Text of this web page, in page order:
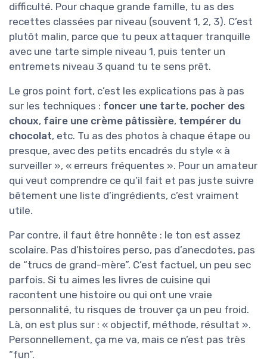
difficulté. Pour chaque grande famille, tu as des
recettes classées par niveau (souvent 1, 2, 3). C’est
plutôt malin, parce que tu peux attaquer tranquille
avec une tarte simple niveau 1, puis tenter un
entremets niveau 3 quand tu te sens prêt.
Le gros point fort, c’est les explications pas à pas
sur les techniques : foncer une tarte, pocher des
choux, faire une crème pâtissière, tempérer du
chocolat, etc. Tu as des photos à chaque étape ou
presque, avec des petits encadrés du style « à
surveiller », « erreurs fréquentes ». Pour un amateur
qui veut comprendre ce qu’il fait et pas juste suivre
bêtement une liste d’ingrédients, c’est vraiment
utile.
Par contre, il faut être honnête : le ton est assez
scolaire. Pas d’histoires perso, pas d’anecdotes, pas
de “trucs de grand-mère”. C’est factuel, un peu sec
parfois. Si tu aimes les livres de cuisine qui
racontent une histoire ou qui ont une vraie
personnalité, tu risques de trouver ça un peu froid.
Là, on est plus sur : « objectif, méthode, résultat ».
Personnellement, ça me va, mais ce n’est pas très
“fun”.